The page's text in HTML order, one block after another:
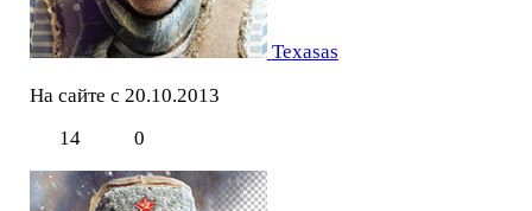
Texasas
На сайте с 20.10.2013
14
0